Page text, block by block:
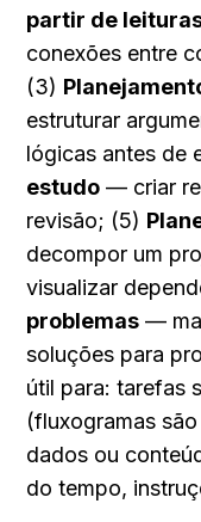
partir de
conexões entre
(3)
estruturar
lógicas antes de
estudo — criar
revisão; (5)
decompor um
visualizar
problemas —
soluções para
útil para: tarefas
(fluxogramas
dados ou
do tempo,